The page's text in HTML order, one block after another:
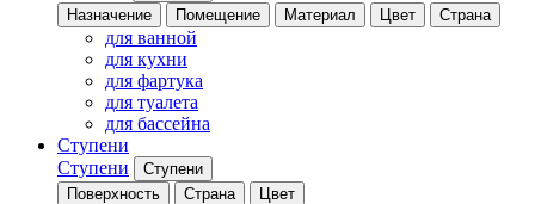
Назначение
Помещение Материал Цвет Страна
для ванной
для кухни
для фартука
для туалета
для бассейна
Ступени
Ступени
Ступени
Поверхность
Страна Цвет